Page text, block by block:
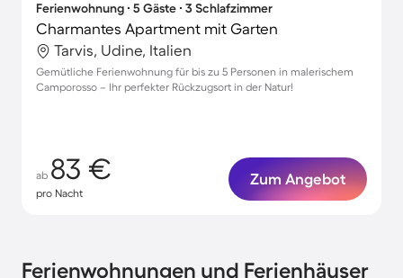
Ferienwohnung ∙ 5 Gäste ∙ 3 Schlafzimmer
Charmantes Apartment mit Garten
Tarvis, Udine, Italien
Gemütliche Ferienwohnung für bis zu 5 Personen in malerischem
Camporosso – Ihr perfekter Rückzugsort in der Natur!
ab 83 €
pro Nacht
Zum Angebot
Ferienwohnungen und Ferienhäuser